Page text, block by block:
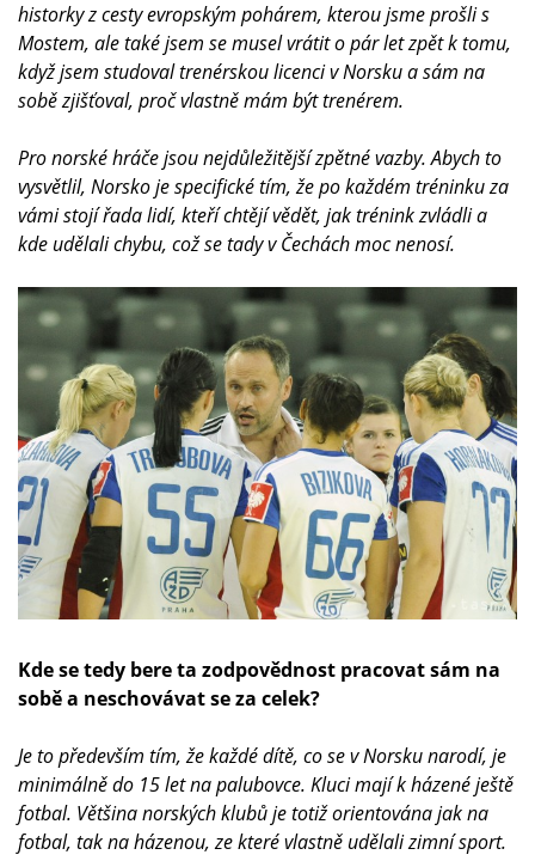
historky z cesty evropským pohárem, kterou jsme prošli s
Mostem, ale také jsem se musel vrátit o pár let zpět k tomu,
když jsem studoval trenérskou licenci v Norsku a sám na
sobě zjišťoval, proč vlastně mám být trenérem.
Pro norské hráče jsou nejdůležitější zpětné vazby. Abych to
vysvětlil, Norsko je specifické tím, že po každém tréninku za
vámi stojí řada lidí, kteří chtějí vědět, jak trénink zvládli a
kde udělali chybu, což se tady v Čechách moc nenosí.
Kde se tedy bere ta zodpovědnost pracovat sám na
sobě a neschovávat se za celek?
Je to především tím, že každé dítě, co se v Norsku narodí, je
minimálně do 15 let na palubovce. Kluci mají k házené ještě
fotbal. Většina norských klubů je totiž orientována jak na
fotbal, tak na házenou, ze které vlastně udělali zimní sport.